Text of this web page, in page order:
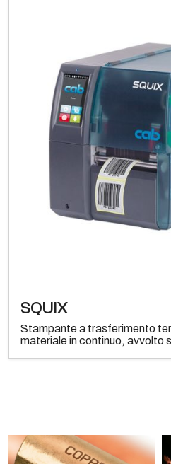
SQUIX
Stampante a trasferimento
materiale in continuo, avvolto